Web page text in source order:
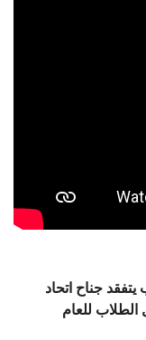
جناح اتحاد
للعام